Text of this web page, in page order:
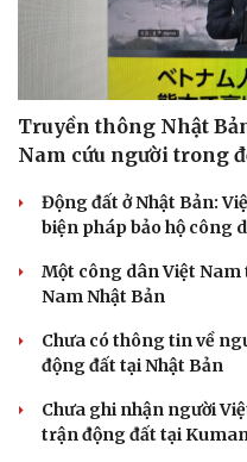
Truyền thông Nhật
Nam cứu người trong
Động đất ở Nhật Bản:
biện pháp bảo hộ công
Một công dân Việt
Nam Nhật Bản
Chưa có thông tin về
động đất tại Nhật Bản
Chưa ghi nhận người
trận động đất tại